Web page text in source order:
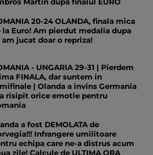
Martin dupa finalul EURO
20-24 OLANDA, finala mica
la Euro! Am pierdut medalia dupa
am jucat doar o repriza!
- UNGARIA 29-31 | Pierdem
FINALA, dar suntem in
| Olanda a invins Germania
risipit orice emotie pentru
a fost DEMOLATA de
Infrangere umilitoare
echipa care ne-a distrus acum
zile! Calcule de ULTIMA ORA